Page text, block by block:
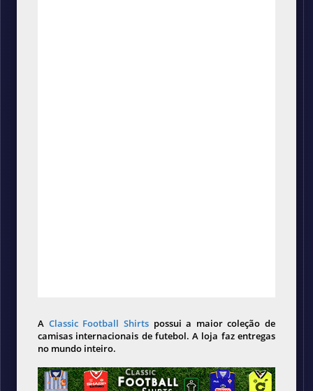
A Classic Football Shirts possui a maior coleção de
camisas internacionais de futebol. A loja faz entregas
no mundo inteiro.